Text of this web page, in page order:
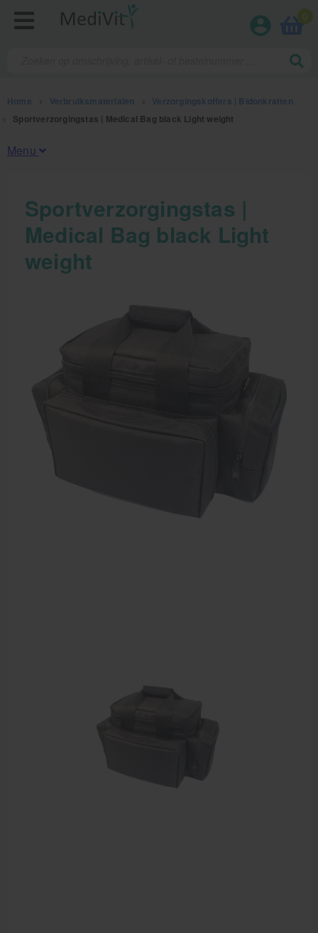
0
Home Verbruiksmaterialen Verzorgingskoffers | Bidonkratten
Sportverzorgingstas | Medical Bag black Light weight
Menu
Fysiotherapieproducten
Verbruiksmaterialen
Kinesiotape
Bandages en zwachtels
Farmaceutische artikelen
Voedingssupplementen
Huidverzorging
Massage
Massagetafels
Sportverzorgingstas |
Medical Bag black Light
weight